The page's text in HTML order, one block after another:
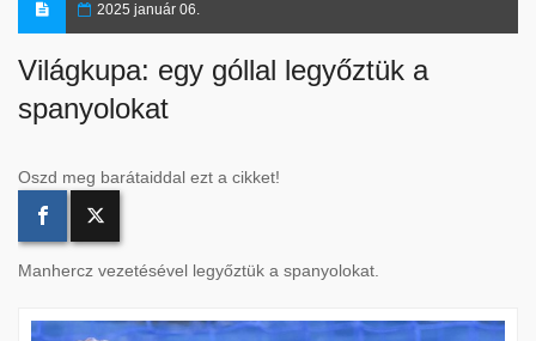
2025 január 06.
Világkupa: egy góllal legyőztük a
spanyolokat
Oszd meg barátaiddal ezt a cikket!
Manhercz vezetésével legyőztük a spanyolokat.